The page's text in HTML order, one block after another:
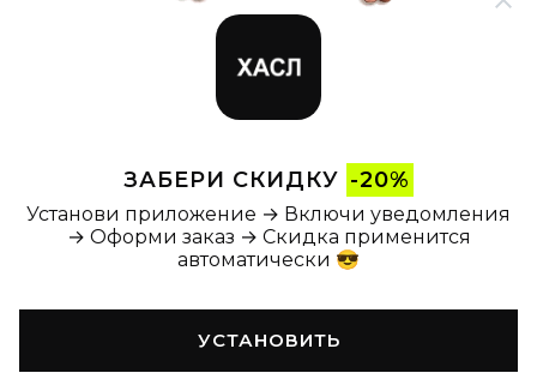
ЗАБЕРИ СКИДКУ -20%
Установи приложение → Включи уведомления
→ Оформи заказ → Скидка применится
автоматически 😎
УСТАНОВИТЬ
Главная Каталог Корзина Новости Профиль